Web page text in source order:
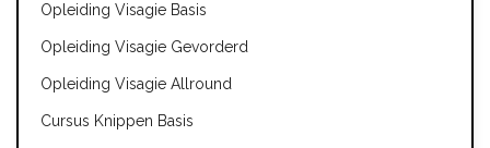
Opleiding Visagie Basis
Opleiding Visagie Gevorderd
Opleiding Visagie Allround
Cursus Knippen Basis